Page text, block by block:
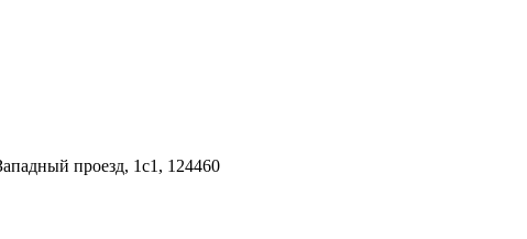
проезд, 1с1, 124460